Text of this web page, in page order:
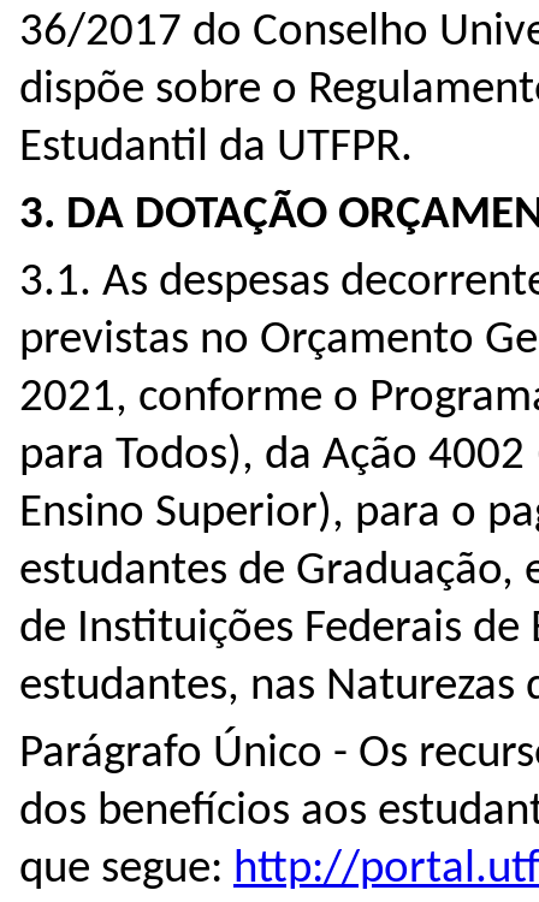
36/2017 do Conselho
dispõe sobre o
Estudantil da UTFPR.
3. DA DOTAÇÃO
3.1. As despesas
previstas no Orçamento
2021, conforme o
para Todos), da Ação
Ensino Superior), para o
estudantes de Graduação,
de Instituições Federais
estudantes, nas Naturezas
Parágrafo Único - Os
dos benefícios aos
que segue: http://